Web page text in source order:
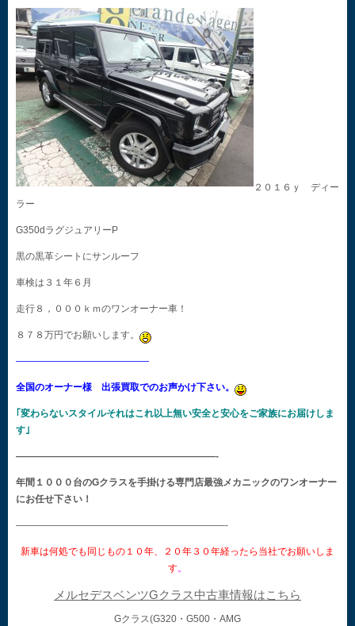
２０１６ｙ ディー
ラー
G350dラグジュアリーP
黒の黒革シートにサンルーフ
車検は３１年６月
走行８，０００ｋｍのワンオーナー車！
８７８万円でお願いします。
——————————————
全国のオーナー様 出張買取でのお声かけ下さい。
｢変わらないスタイルそれはこれ以上無い安全と安心をご家族にお届けしま
す｣
—————————————————————-
年間１０００台のGクラスを手掛ける専門店最強メカニックのワンオーナー
にお任せ下さい！
——————————————————————-
新車は何処でも同じもの１０年、２０年３０年経ったら当社でお願いしま
す。
メルセデスベンツGクラス中古車情報はこちら
Gクラス(G320・G500・AMG